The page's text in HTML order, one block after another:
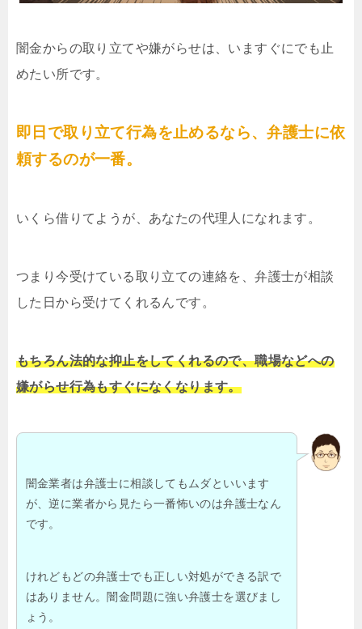
闇金からの取り立てや嫌がらせは、いますぐにでも止
めたい所です。
即日で取り立て行為を止めるなら、弁護士に依
頼するのが一番。
いくら借りてようが、あなたの代理人になれます。
つまり今受けている取り立ての連絡を、弁護士が相談
した日から受けてくれるんです。
もちろん法的な抑止をしてくれるので、職場などへの
嫌がらせ行為もすぐになくなります。
闇金業者は弁護士に相談してもムダといいます
が、逆に業者から見たら一番怖いのは弁護士なん
です。
けれどもどの弁護士でも正しい対処ができる訳で
はありません。闇金問題に強い弁護士を選びまし
ょう。